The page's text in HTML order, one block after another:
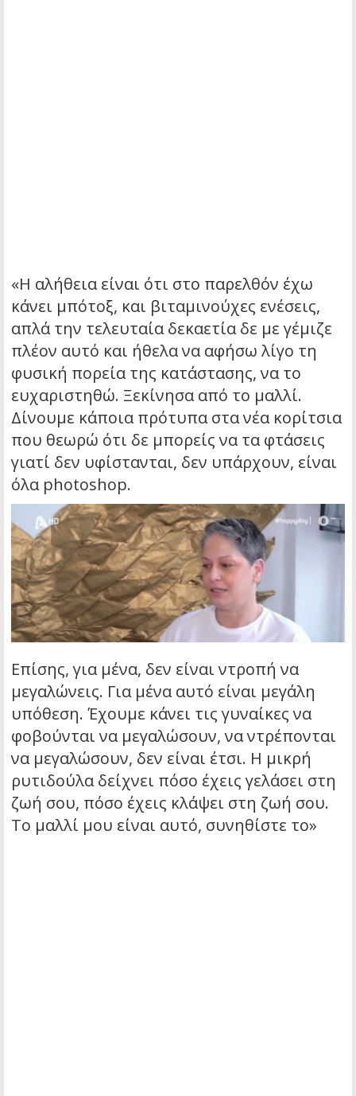
«Η αλήθεια είναι ότι στο παρελθόν έχω
κάνει μπότοξ, και βιταμινούχες ενέσεις,
απλά την τελευταία δεκαετία δε με γέμιζε
πλέον αυτό και ήθελα να αφήσω λίγο τη
φυσική πορεία της κατάστασης, να το
ευχαριστηθώ. Ξεκίνησα από το μαλλί.
Δίνουμε κάποια πρότυπα στα νέα κορίτσια
που θεωρώ ότι δε μπορείς να τα φτάσεις
γιατί δεν υφίστανται, δεν υπάρχουν, είναι
όλα photoshop.
Επίσης, για μένα, δεν είναι ντροπή να
μεγαλώνεις. Για μένα αυτό είναι μεγάλη
υπόθεση. Έχουμε κάνει τις γυναίκες να
φοβούνται να μεγαλώσουν, να ντρέπονται
να μεγαλώσουν, δεν είναι έτσι. Η μικρή
ρυτιδούλα δείχνει πόσο έχεις γελάσει στη
ζωή σου, πόσο έχεις κλάψει στη ζωή σου.
Το μαλλί μου είναι αυτό, συνηθίστε το»